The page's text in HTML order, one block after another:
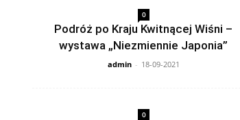
0
Podróż po Kraju Kwitnącej Wiśni –
wystawa „Niezmiennie Japonia”
admin - 18-09-2021
0